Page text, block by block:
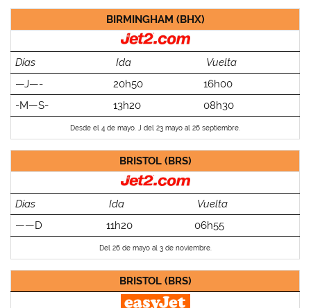
BIRMINGHAM (BHX)
Días Ida
Vuelta
—J—-
20h50
16h00
-M—S-
13h20 08h30
Desde el 4 de mayo. J del 23 mayo al 26 septiembre.
BRISTOL (BRS)
Días Ida
Vuelta
——D
11h20 06h55
Del 26 de mayo al 3 de noviembre.
BRISTOL (BRS)